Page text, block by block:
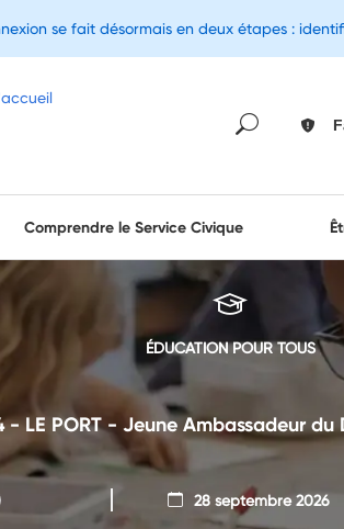
Comprendre le Service Civique
ÉDUCATION POUR TOUS
- LE PORT - Jeune Ambassadeur
28 septembre 2026
se fait désormais en deux étapes :